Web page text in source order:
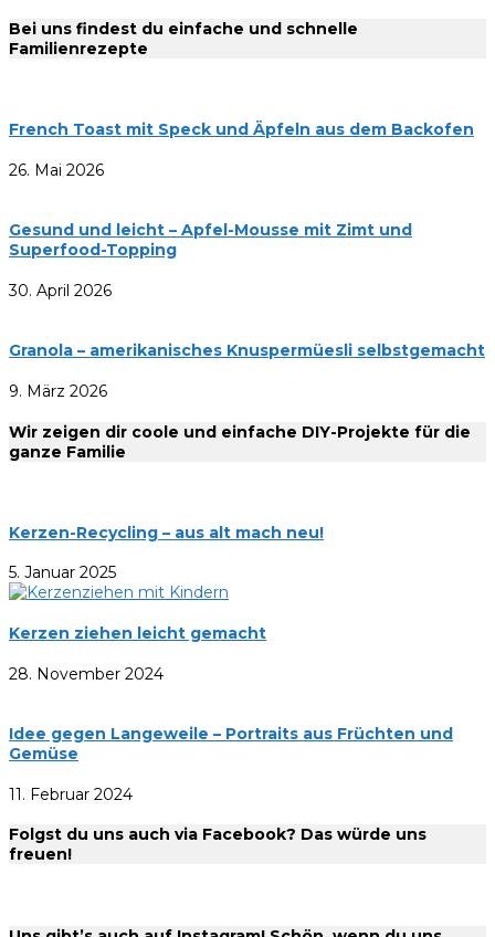
Bei uns findest du einfache und schnelle
Familienrezepte
French Toast mit Speck und Äpfeln aus dem Backofen
26. Mai 2026
Gesund und leicht – Apfel-Mousse mit Zimt und
Superfood-Topping
30. April 2026
Granola – amerikanisches Knuspermüesli selbstgemacht
9. März 2026
Wir zeigen dir coole und einfache DIY-Projekte für die
ganze Familie
Kerzen-Recycling – aus alt mach neu!
5. Januar 2025
Kerzen ziehen leicht gemacht
28. November 2024
Idee gegen Langeweile – Portraits aus Früchten und
Gemüse
11. Februar 2024
Folgst du uns auch via Facebook? Das würde uns
freuen!